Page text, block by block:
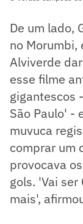
De um lado,
no Morumbi,
Alviverde
esse filme
gigantescos
São Paulo' -
muvuca
comprar um
provocava
gols. 'Vai
mais',